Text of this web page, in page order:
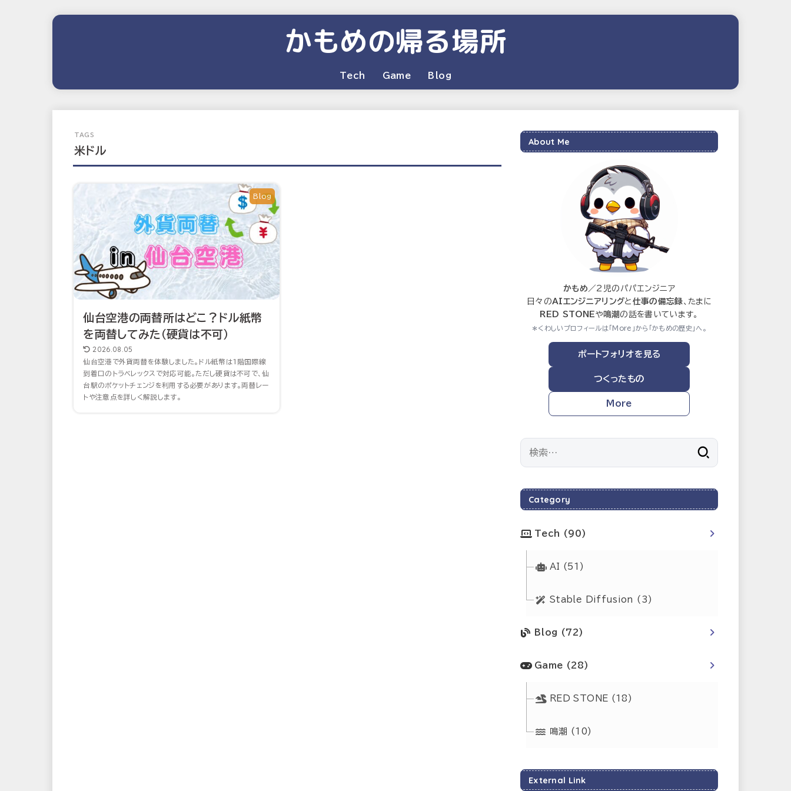
かもめの帰る場所
Tech Game Blog
米ドル
Blog
仙台空港の両替所はどこ？ドル紙幣
を両替してみた（硬貨は不可）
2026.08.05
仙台空港で外貨両替を体験しました。ドル紙幣は1階国際線
到着口のトラベレックスで対応可能。ただし硬貨は不可で、仙
台駅のポケットチェンジを利用する必要があります。両替レー
トや注意点を詳しく解説します。
About Me
かもめ ／2児のパパエンジニア
日々のAIエンジニアリングと 仕事の備忘録、たまに
RED STONEや 鳴潮 の話を書いています。
＊くわしいプロフィールは「More」から「かもめの歴史」へ。
ポートフォリオを見る
つくったもの
More
Category
Tech (90)
AI (51)
Stable Diffusion (3)
Blog (72)
Game (28)
RED STONE (18)
鳴潮 (10)
External Link